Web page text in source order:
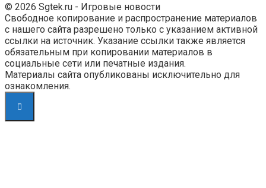
© 2026 Sgtek.ru - Игровые новости
Свободное копирование и распространение материалов
с нашего сайта разрешено только с указанием активной
ссылки на источник. Указание ссылки также является
обязательным при копировании материалов в
социальные сети или печатные издания.
Материалы сайта опубликованы исключительно для
ознакомления.